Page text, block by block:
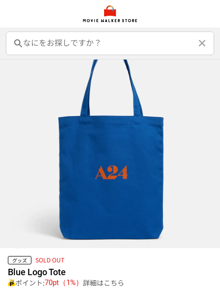
前売オンライン券 前売カード券 グッズ
グッズ SOLD OUT
Blue Logo Tote
ポイント:70pt（1%） 詳細はこちら